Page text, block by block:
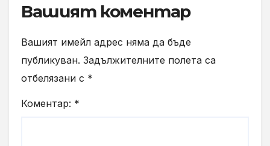
Вашият коментар
Вашият имейл адрес няма да бъде
публикуван. Задължителните полета са
отбелязани с *
Коментар: *